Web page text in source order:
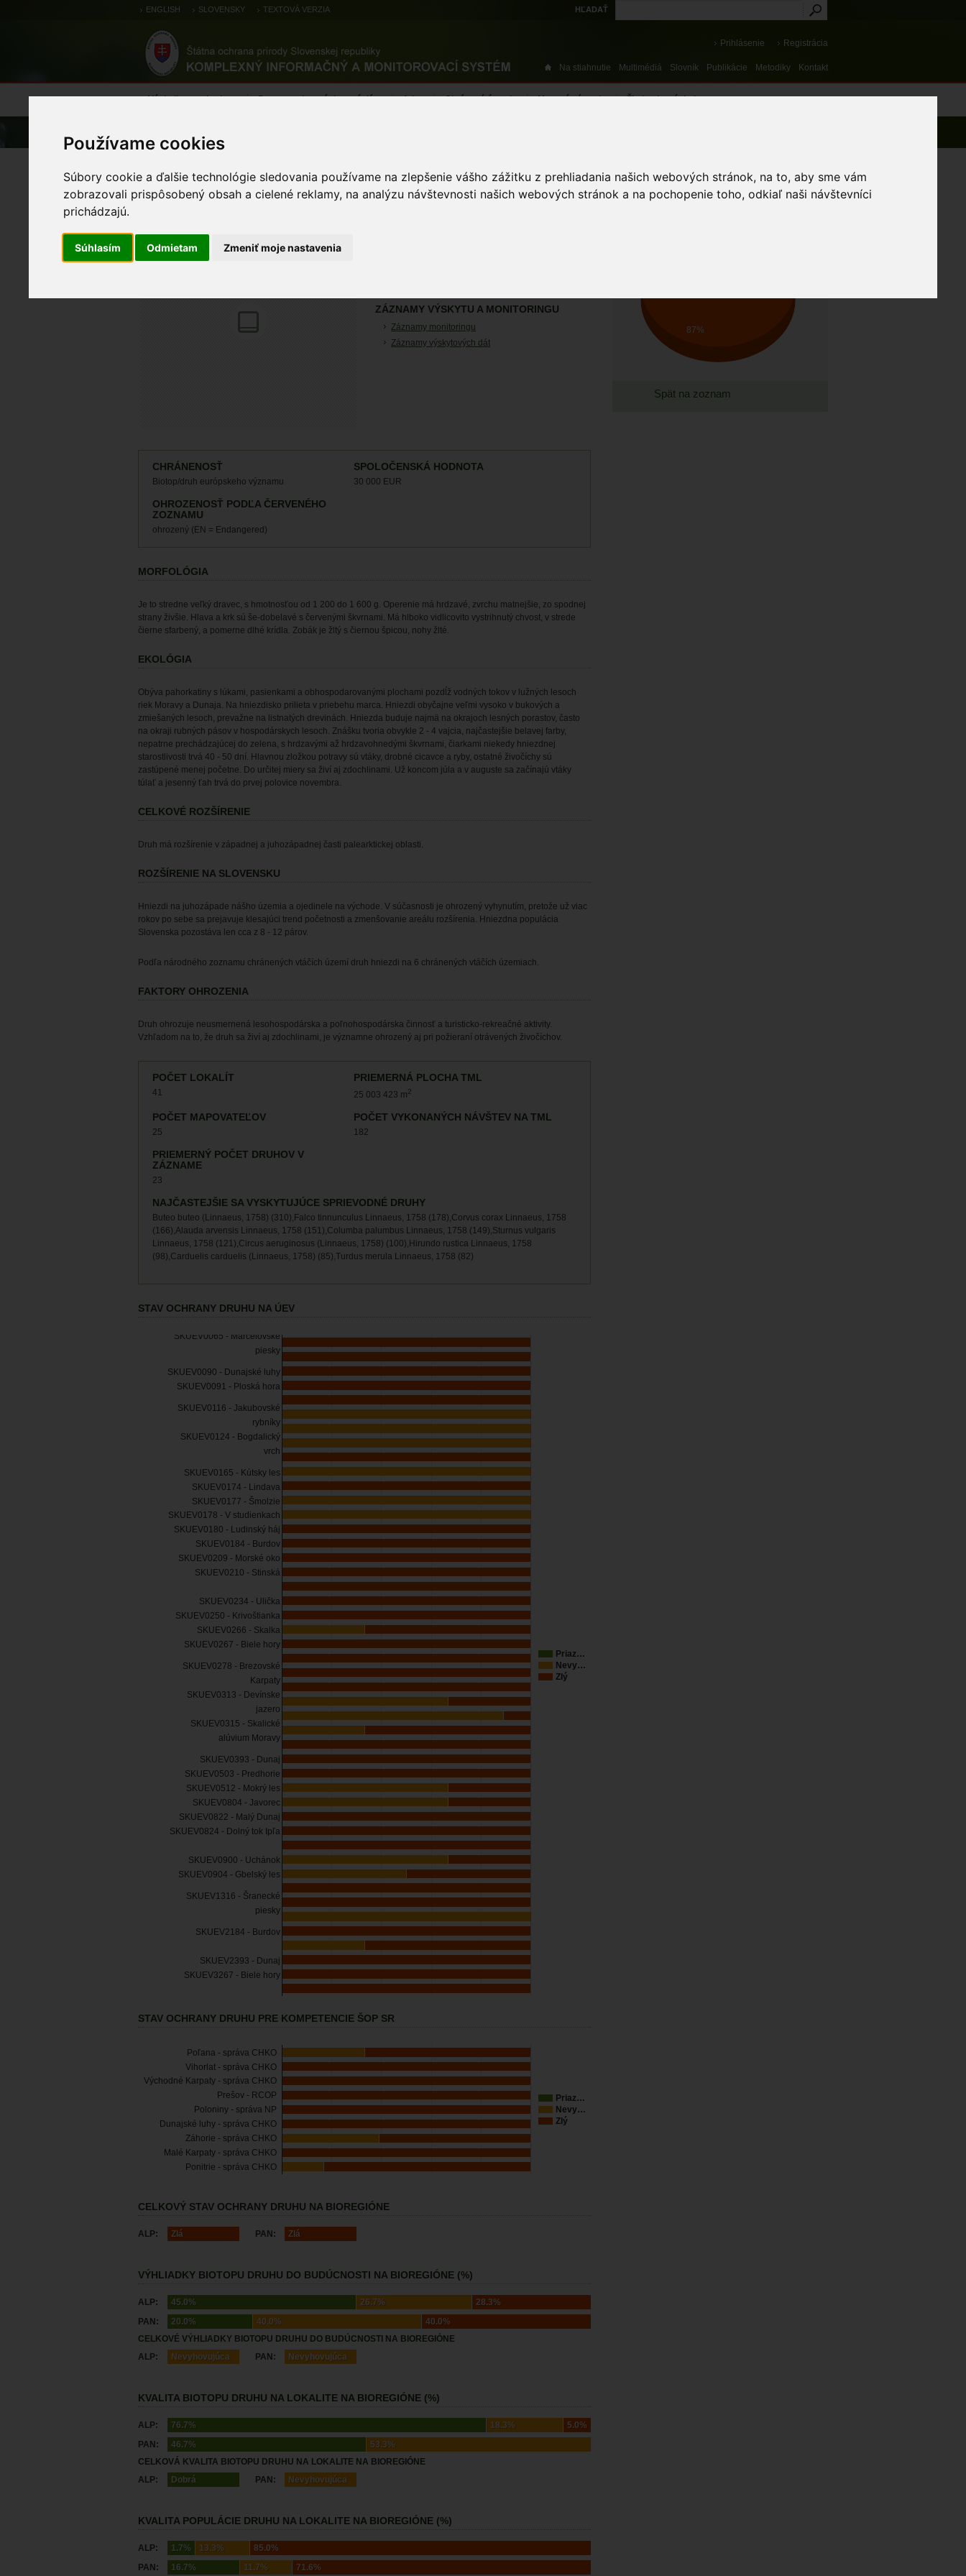
Používame cookies
Súbory cookie a ďalšie technológie sledovania používame na zlepšenie vášho zážitku z prehliadania našich webových stránok, na to, aby sme vám
zobrazovali prispôsobený obsah a cielené reklamy, na analýzu návštevnosti našich webových stránok a na pochopenie toho, odkiaľ naši návštevníci
prichádzajú.
Súhlasím Odmietam Zmeniť moje nastavenia
ENGLISH SLOVENSKY TEXTOVÁ VERZIA HĽADAŤ
Prihlásenie Registrácia
Na stiahnutie Multimédiá Slovník Publikácie Metodiky Kontakt
Výsledky monitoringu Pozorovania a výskytové dáta Atlas Chránené územia Mapové nástroje Žiadosti a výnimky
haja červená
ZÁZNAMY VÝSKYTU A MONITORINGU
Záznamy monitoringu
Záznamy výskytových dát
CHRÁNENOSŤ
Biotop/druh európskeho významu
SPOLOČENSKÁ HODNOTA
30 000 EUR
OHROZENOSŤ PODĽA ČERVENÉHO
ZOZNAMU
ohrozený (EN = Endangered)
MORFOLÓGIA
Je to stredne veľký dravec, s hmotnos­ťou od 1 200 do 1 600 g. Operenie má hrdzavé, zvrchu matnejšie, zo spodnej
strany živšie. Hlava a krk sú še-dobelavé s červenými škvrnami. Má hlboko vidlicovito vystrihnutý chvost, v strede
čierne sfarbený, a pomerne dlhé krídla. Zobák je žltý s čiernou špicou, nohy žlté.
EKOLÓGIA
Obýva pahorkatiny s lúkami, pasienka­mi a obhospodarovanými plochami pozdĺž vod­ných tokov v lužných lesoch
riek Moravy a Dunaja. Na hniezdisko prilieta v priebehu marca. Hniezdi obyčajne veľmi vysoko v bukových a
zmiešaných lesoch, prevažne na listnatých drevinách. Hniezda buduje najmä na okrajoch lesných porastov, často
na okraji rubných pásov v hospodárskych lesoch. Znášku tvoria obvykle 2 - 4 vajcia, najčastejšie belavej farby,
nepatrne prechádzajúcej do zelena, s hrdzavými až hrdzavohnedými škvrnami, čiarka­mi niekedy hniezdnej
starostlivosti trvá 40 - 50 dní. Hlavnou zložkou potravy sú vtáky, drobné cicavce a ryby, ostatné živočíchy sú
zastúpené menej početne. Do určitej miery sa živí aj zdochlinami. Už koncom júla a v auguste sa začínajú vtáky
túlať a jesenný ťah trvá do prvej polovice novembra.
CELKOVÉ ROZŠÍRENIE
Druh má rozšírenie v západnej a juhozápadnej časti palearktickej oblasti.
ROZŠÍRENIE NA SLOVENSKU
Hniezdi na juhozápade nášho územia a ojedinele na východe. V súčasnos­ti je ohrozený vyhynutím, pretože už viac
rokov po sebe sa prejavuje klesajúci trend početnosti a zmenšovanie areálu rozšírenia. Hniezdna populácia
Slovenska pozostáva len cca z 8 - 12 párov.
Podľa národného zoznamu chránených vtáčích úze­mí druh hniezdi na 6 chránených vtáčích územiach.
FAKTORY OHROZENIA
Druh ohrozuje neusmernená lesohospodárska a poľnohospodárska činnosť a turisticko-rekreačné aktivity.
Vzhľadom na to, že druh sa živí aj zdochlinami, je významne ohrozený aj pri požieraní otrávených živočíchov.
POČET LOKALÍT
41
PRIEMERNÁ PLOCHA TML
25 003 423 m2
POČET MAPOVATEĽOV
25
POČET VYKONANÝCH NÁVŠTEV NA TML
182
PRIEMERNÝ POČET DRUHOV V
ZÁZNAME
23
NAJČASTEJŠIE SA VYSKYTUJÚCE SPRIEVODNÉ DRUHY
Buteo buteo (Linnaeus, 1758) (310),Falco tinnunculus Linnaeus, 1758 (178),Corvus corax Linnaeus, 1758
(166),Alauda arvensis Linnaeus, 1758 (151),Columba palumbus Linnaeus, 1758 (149),Sturnus vulgaris
Linnaeus, 1758 (121),Circus aeruginosus (Linnaeus, 1758) (100),Hirundo rustica Linnaeus, 1758
(98),Carduelis carduelis (Linnaeus, 1758) (85),Turdus merula Linnaeus, 1758 (82)
STAV OCHRANY DRUHU NA ÚEV
Priaz…
Nevy…
Zlý
SKUEV0065 - Marcelovské
piesky
SKUEV0090 - Dunajské luhy
SKUEV0091 - Ploská hora
SKUEV0116 - Jakubovské
rybníky
SKUEV0124 - Bogdalický
vrch
SKUEV0165 - Kútsky les
SKUEV0174 - Lindava
SKUEV0177 - Šmolzie
SKUEV0178 - V studienkach
SKUEV0180 - Ludinský háj
SKUEV0184 - Burdov
SKUEV0209 - Morské oko
SKUEV0210 - Stinská
SKUEV0234 - Ulička
SKUEV0250 - Krivoštianka
SKUEV0266 - Skalka
SKUEV0267 - Biele hory
SKUEV0278 - Brezovské
Karpaty
SKUEV0313 - Devínske
jazero
SKUEV0315 - Skalické
alúvium Moravy
SKUEV0393 - Dunaj
SKUEV0503 - Predhorie
SKUEV0512 - Mokrý les
SKUEV0804 - Javorec
SKUEV0822 - Malý Dunaj
SKUEV0824 - Dolný tok Ipľa
SKUEV0900 - Uchánok
SKUEV0904 - Gbelský les
SKUEV1316 - Šranecké
piesky
SKUEV2184 - Burdov
SKUEV2393 - Dunaj
SKUEV3267 - Biele hory
STAV OCHRANY DRUHU PRE KOMPETENCIE ŠOP SR
Priaz…
Nevy…
Zlý
Poľana - správa CHKO
Vihorlat - správa CHKO
Východné Karpaty - správa CHKO
Prešov - RCOP
Poloniny - správa NP
Dunajské luhy - správa CHKO
Záhorie - správa CHKO
Malé Karpaty - správa CHKO
Ponitrie - správa CHKO
CELKOVÝ STAV OCHRANY DRUHU NA BIOREGIÓNE
ALP: Zlá PAN: Zlá
VÝHLIADKY BIOTOPU DRUHU DO BUDÚCNOSTI NA BIOREGIÓNE (%)
ALP: 45.0% 26.7%
28.3%
PAN:
20.0% 40.0%
40.0%
CELKOVÉ VÝHLIADKY BIOTOPU DRUHU DO BUDÚCNOSTI NA BIOREGIÓNE
ALP:
Nevyhovujúca PAN: Nevyhovujúca
KVALITA BIOTOPU DRUHU NA LOKALITE NA BIOREGIÓNE (%)
ALP: 76.7% 18.3%
5.0%
PAN:
46.7%
53.3%
CELKOVÁ KVALITA BIOTOPU DRUHU NA LOKALITE NA BIOREGIÓNE
ALP:
Dobrá PAN: Nevyhovujúca
KVALITA POPULÁCIE DRUHU NA LOKALITE NA BIOREGIÓNE (%)
ALP: 1.7% 13.3%
85.0%
PAN:
16.7% 11.7% 71.6%
STAV OCHRANY DRUHU
87%
Spät na zoznam